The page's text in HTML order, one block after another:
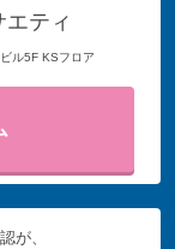
ティ
ル5F KSフロア
が、